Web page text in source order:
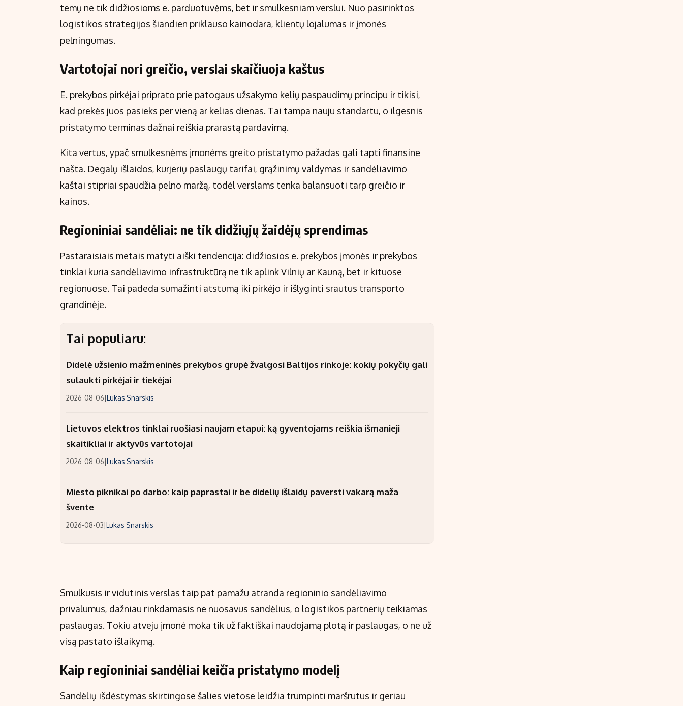
temų ne tik didžiosioms e. parduotuvėms, bet ir smulkesniam verslui. Nuo pasirinktos
logistikos strategijos šiandien priklauso kainodara, klientų lojalumas ir įmonės
pelningumas.
Vartotojai nori greičio, verslai skaičiuoja kaštus
E. prekybos pirkėjai priprato prie patogaus užsakymo kelių paspaudimų principu ir tikisi,
kad prekės juos pasieks per vieną ar kelias dienas. Tai tampa nauju standartu, o ilgesnis
pristatymo terminas dažnai reiškia prarastą pardavimą.
Kita vertus, ypač smulkesnėms įmonėms greito pristatymo pažadas gali tapti finansine
našta. Degalų išlaidos, kurjerių paslaugų tarifai, grąžinimų valdymas ir sandėliavimo
kaštai stipriai spaudžia pelno maržą, todėl verslams tenka balansuoti tarp greičio ir
kainos.
Regioniniai sandėliai: ne tik didžiųjų žaidėjų sprendimas
Pastaraisiais metais matyti aiški tendencija: didžiosios e. prekybos įmonės ir prekybos
tinklai kuria sandėliavimo infrastruktūrą ne tik aplink Vilnių ar Kauną, bet ir kituose
regionuose. Tai padeda sumažinti atstumą iki pirkėjo ir išlyginti srautus transporto
grandinėje.
Tai populiaru:
Didelė užsienio mažmeninės prekybos grupė žvalgosi Baltijos rinkoje: kokių pokyčių gali
sulaukti pirkėjai ir tiekėjai
2026-08-06|Lukas Snarskis
Lietuvos elektros tinklai ruošiasi naujam etapui: ką gyventojams reiškia išmanieji
skaitikliai ir aktyvūs vartotojai
2026-08-06|Lukas Snarskis
Miesto piknikai po darbo: kaip paprastai ir be didelių išlaidų paversti vakarą maža
švente
2026-08-03|Lukas Snarskis
Smulkusis ir vidutinis verslas taip pat pamažu atranda regioninio sandėliavimo
privalumus, dažniau rinkdamasis ne nuosavus sandėlius, o logistikos partnerių teikiamas
paslaugas. Tokiu atveju įmonė moka tik už faktiškai naudojamą plotą ir paslaugas, o ne už
visą pastato išlaikymą.
Kaip regioniniai sandėliai keičia pristatymo modelį
Sandėlių išdėstymas skirtingose šalies vietose leidžia trumpinti maršrutus ir geriau